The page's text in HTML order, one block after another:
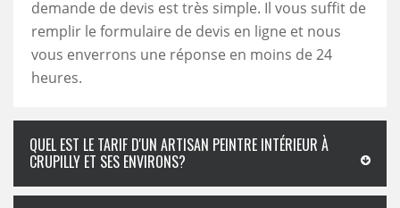
demande de devis est très simple. Il vous suffit de
remplir le formulaire de devis en ligne et nous
vous enverrons une réponse en moins de 24
heures.
QUEL EST LE TARIF D'UN ARTISAN PEINTRE INTÉRIEUR À
CRUPILLY ET SES ENVIRONS?